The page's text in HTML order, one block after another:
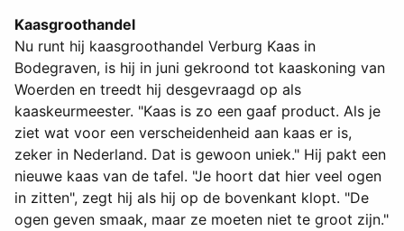
Kaasgroothandel
Nu runt hij kaasgroothandel Verburg Kaas in
Bodegraven, is hij in juni gekroond tot kaaskoning van
Woerden en treedt hij desgevraagd op als
kaaskeurmeester. "Kaas is zo een gaaf product. Als je
ziet wat voor een verscheidenheid aan kaas er is,
zeker in Nederland. Dat is gewoon uniek." Hij pakt een
nieuwe kaas van de tafel. "Je hoort dat hier veel ogen
in zitten", zegt hij als hij op de bovenkant klopt. "De
ogen geven smaak, maar ze moeten niet te groot zijn."